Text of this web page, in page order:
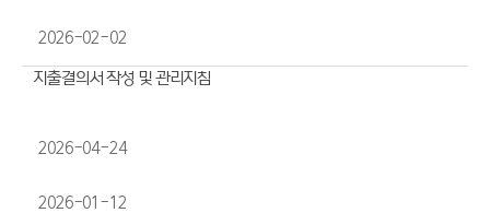
2026-02-02
지출결의서 작성 및 관리지침
2026-04-24
2026-01-12